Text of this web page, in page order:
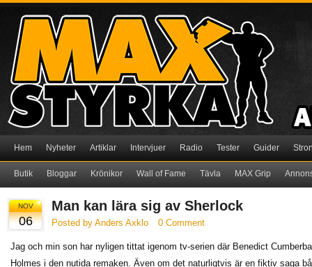
Hem Nyheter Artiklar Intervjuer Radio Tester Guider
Butik Bloggar Krönikor Wall of Fame Tävla MAX Grip
NOV
06
Man kan lära sig av Sherlock
Posted by Anders Axklo 0 Comment
Jag och min son har nyligen tittat igenom tv-serien där Benedict
Holmes i den nutida remaken. Även om det naturligtvis är en fiktiv saga